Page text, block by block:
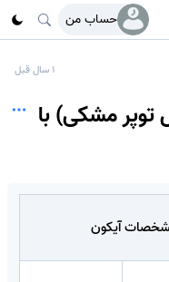
حساب من
1 سال قبل
توپر مشکی) با
آیکون